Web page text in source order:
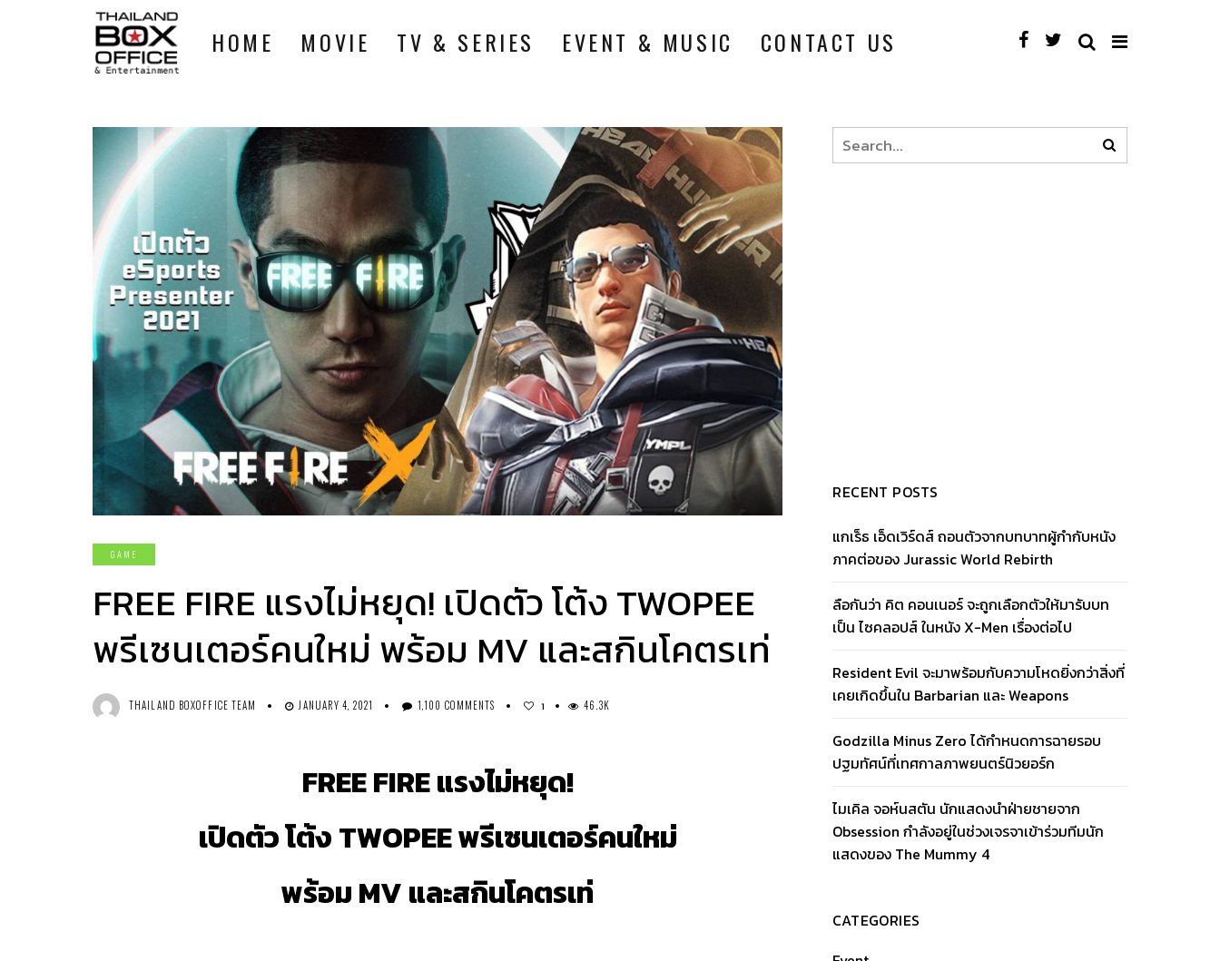
HOME MOVIE TV & SERIES EVENT & MUSIC CONTACT US
GAME
FREE FIRE แรงไม่หยุด! เปิดตัว โต้ง TWOPEE
พรีเซนเตอร์คนใหม่ พร้อม MV และสกินโคตรเท่
THAILAND BOXOFFICE TEAM JANUARY 4, 2021 1,100 COMMENTS 1 46.3K
FREE FIRE แรงไม่หยุด!
เปิดตัว โต้ง TWOPEE พรีเซนเตอร์คนใหม่
พร้อม MV และสกินโคตรเท่
RECENT POSTS
แกเร็ธ เอ็ดเวิร์ดส์ ถอนตัวจากบทบาทผู้กำกับหนัง
ภาคต่อของ Jurassic World Rebirth
ลือกันว่า คิต คอนเนอร์ จะถูกเลือกตัวให้มารับบท
เป็น ไซคลอปส์ ในหนัง X-Men เรื่องต่อไป
Resident Evil จะมาพร้อมกับความโหดยิ่งกว่าสิ่งที่
เคยเกิดขึ้นใน Barbarian และ Weapons
Godzilla Minus Zero ได้กำหนดการฉายรอบ
ปฐมทัศน์ที่เทศกาลภาพยนตร์นิวยอร์ก
ไมเคิล จอห์นสตัน นักแสดงนำฝ่ายชายจาก
Obsession กำลังอยู่ในช่วงเจรจาเข้าร่วมทีมนัก
แสดงของ The Mummy 4
CATEGORIES